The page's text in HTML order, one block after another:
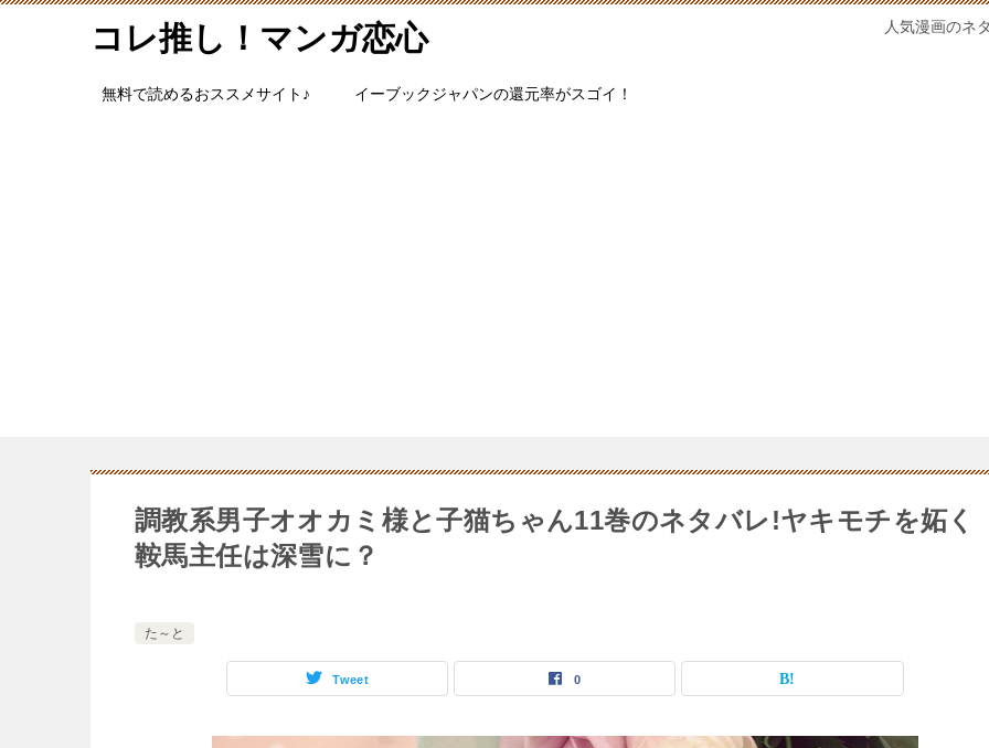
コレ推し！マンガ恋心 人気漫画のネ
無料で読めるおススメサイト♪ イーブックジャパンの還元率がスゴイ！
調教系男子オオカミ様と子猫ちゃん11巻のネタバレ!ヤキモチを妬く
鞍馬主任は深雪に？
た～と
Tweet 0